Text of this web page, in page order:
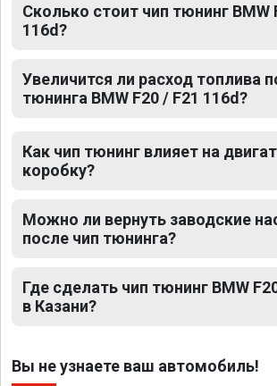
Сколько стоит чип тюнинг BMW
116d?
Увеличится ли расход топлива
тюнинга BMW F20 / F21 116d?
Как чип тюнинг влияет на
коробку?
Можно ли вернуть заводские
после чип тюнинга?
Где сделать чип тюнинг BMW
в Казани?
Вы не узнаете ваш автомобиль!